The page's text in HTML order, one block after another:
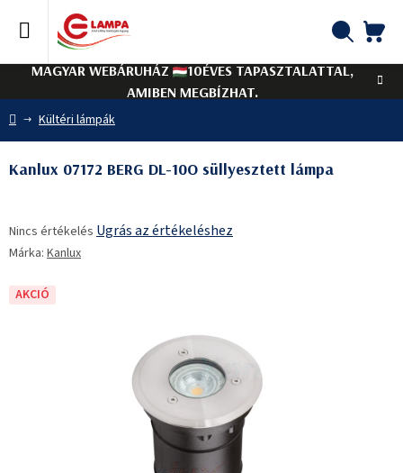
tartalomhoz
MAGYAR WEBÁRUHÁZ
10ÉVES TAPASZTALATTAL,
AMIBEN MEGBÍZHAT.
Kezdőlap
Kültéri lámpák
Kanlux 07172 BERG DL-10O süllyesztett lámpa
termék
átlagos
5-
Nincs értékelés Ugrás az értékeléshez
Márka: Kanlux
AKCIÓ